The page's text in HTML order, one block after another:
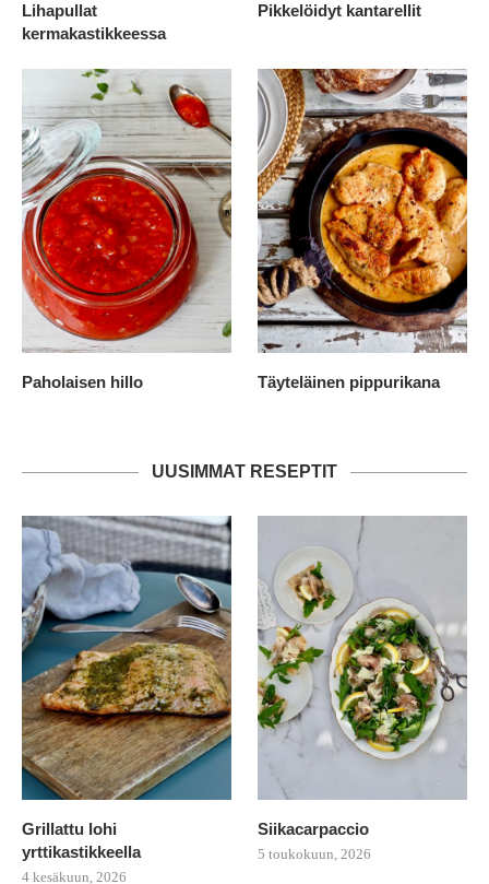
Lihapullat
kermakastikkeessa
Pikkelöidyt kantarellit
Paholaisen hillo Täyteläinen pippurikana
UUSIMMAT RESEPTIT
Grillattu lohi
yrttikastikkeella
4 kesäkuun, 2026
Siikacarpaccio
5 toukokuun, 2026